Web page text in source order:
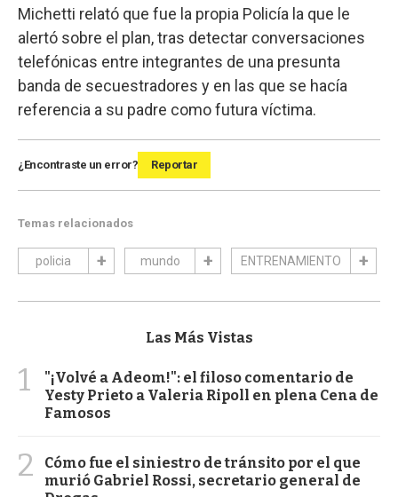
Michetti relató que fue la propia Policía la que le
alertó sobre el plan, tras detectar conversaciones
telefónicas entre integrantes de una presunta
banda de secuestradores y en las que se hacía
referencia a su padre como futura víctima.
¿Encontraste un error? Reportar
Temas relacionados
policia mundo ENTRENAMIENTO
Las Más Vistas
1
"¡Volvé a Adeom!": el filoso comentario de
Yesty Prieto a Valeria Ripoll en plena Cena de
Famosos
2
Cómo fue el siniestro de tránsito por el que
murió Gabriel Rossi, secretario general de